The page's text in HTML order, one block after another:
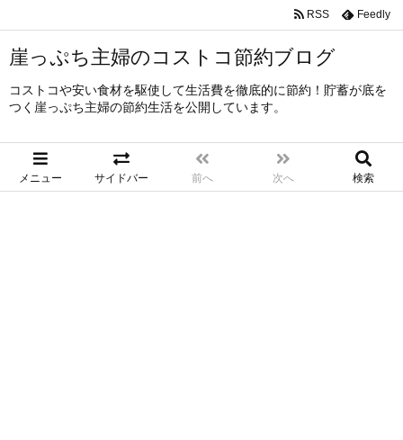
崖っぷち主婦のコストコ節約ブログ
コストコや安い食材を駆使して生活費を徹底的に節約！貯蓄が底を
つく崖っぷち主婦の節約生活を公開しています。
メニュー サイドバー 前へ 次へ 検索
RSS Feedly